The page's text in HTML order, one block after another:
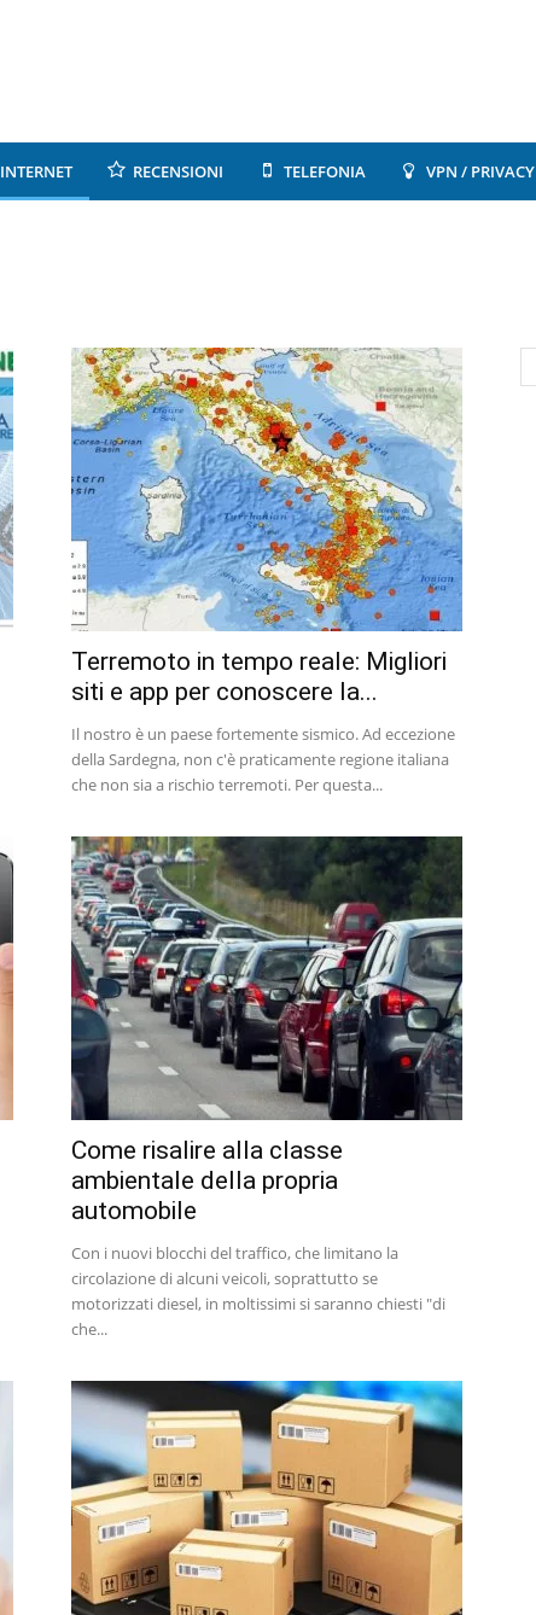
INTERNET RECENSIONI TELEFONIA VPN / PRIVACY
Terremoto in tempo reale: Migliori
siti e app per conoscere la...
Il nostro è un paese fortemente sismico. Ad eccezione
della Sardegna, non c'è praticamente regione italiana
che non sia a rischio terremoti. Per questa...
Come risalire alla classe
ambientale della propria
automobile
Con i nuovi blocchi del traffico, che limitano la
circolazione di alcuni veicoli, soprattutto se
motorizzati diesel, in moltissimi si saranno chiesti "di
che...